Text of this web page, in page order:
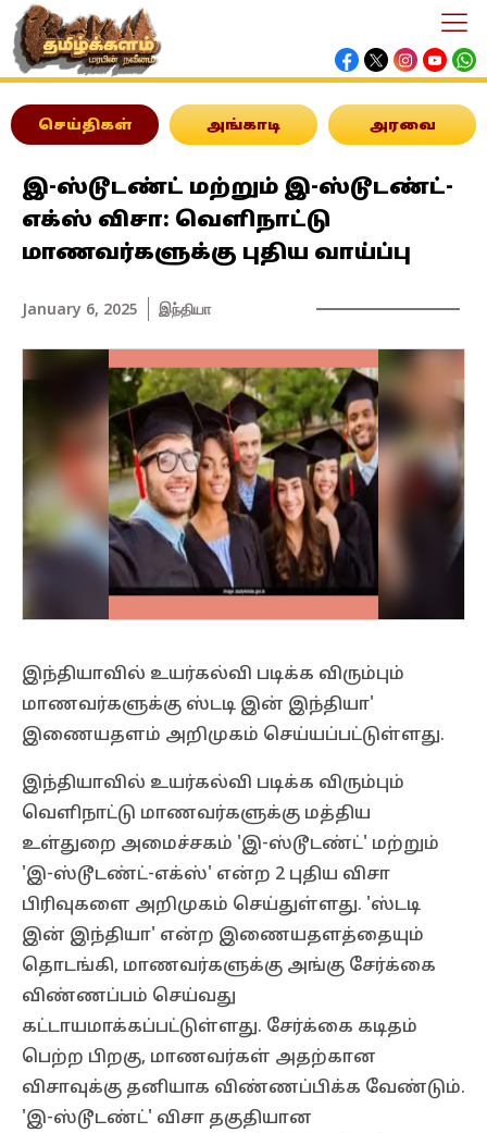
செய்திகள் அங்காடி அரவை
இ-ஸ்டூடண்ட் மற்றும் இ-ஸ்டூடண்ட்-
எக்ஸ் விசா: வெளிநாட்டு
மாணவர்களுக்கு புதிய வாய்ப்பு
January 6, 2025 இந்தியா
இந்தியாவில் உயர்கல்வி படிக்க விரும்பும்
மாணவர்களுக்கு ஸ்டடி இன் இந்தியா'
இணையதளம் அறிமுகம் செய்யப்பட்டுள்ளது.
இந்தியாவில் உயர்கல்வி படிக்க விரும்பும்
வெளிநாட்டு மாணவர்களுக்கு மத்திய
உள்துறை அமைச்சகம் 'இ-ஸ்டூடண்ட்' மற்றும்
'இ-ஸ்டூடண்ட்-எக்ஸ்' என்ற 2 புதிய விசா
பிரிவுகளை அறிமுகம் செய்துள்ளது. 'ஸ்டடி
இன் இந்தியா' என்ற இணையதளத்தையும்
தொடங்கி, மாணவர்களுக்கு அங்கு சேர்க்கை
விண்ணப்பம் செய்வது
கட்டாயமாக்கப்பட்டுள்ளது. சேர்க்கை கடிதம்
பெற்ற பிறகு, மாணவர்கள் அதற்கான
விசாவுக்கு தனியாக விண்ணப்பிக்க வேண்டும்.
'இ-ஸ்டூடண்ட்' விசா தகுதியான